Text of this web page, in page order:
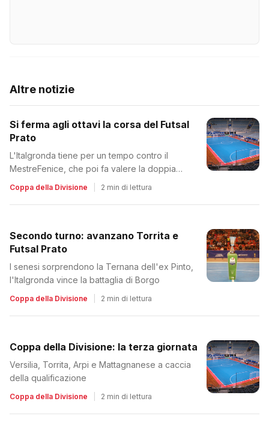
Altre notizie
Si ferma agli ottavi la corsa del Futsal
Prato
L'Italgronda tiene per un tempo contro il
MestreFenice, che poi fa valere la doppia
Coppa della Divisione 2 min di lettura
Secondo turno: avanzano Torrita e
Futsal Prato
I senesi sorprendono la Ternana dell'ex Pinto,
l'Italgronda vince la battaglia di Borgo
Coppa della Divisione 2 min di lettura
Coppa della Divisione: la terza giornata
Versilia, Torrita, Arpi e Mattagnanese a caccia
della qualificazione
Coppa della Divisione 2 min di lettura